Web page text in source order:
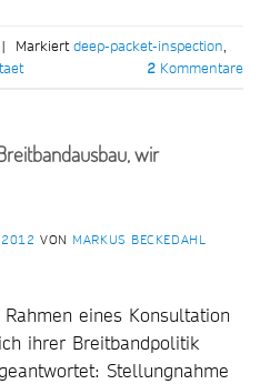
| Markiertdeep-packet-inspection,
2 Kommentare
wir
2012 VON MARKUS BECKEDAHL
eines Konsultation
ihrer Breitbandpolitik
Stellungnahme